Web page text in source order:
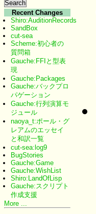
Recent Changes
Shiro:AuditionRecords
SandBox
cut-sea
Scheme:初心者の
質問箱
Gauche:FFIと型表
現
Gauche:Packages
Gauche:バックプロ
パゲーション
Gauche:行列演算モ
ジュール
naoya_t:ポール・グ
レアムのエッセイ
と和訳一覧
cut-sea:log9
BugStories
Gauche:Game
Gauche:WishList
Shiro:LandOfLisp
Gauche:スクリプト
作成支援
More ...